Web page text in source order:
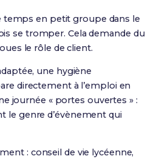
temps en petit groupe dans le
se tromper. Cela demande du
le rôle de client.
une hygiène
directement à l’emploi en
journée « portes ouvertes » :
le genre d’évènement qui
: conseil de vie lycéenne,